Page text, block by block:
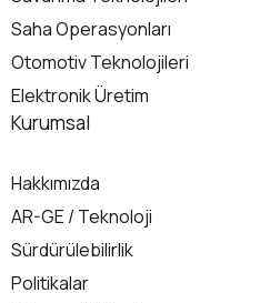
Saha Operasyonları
Otomotiv Teknolojileri
Elektronik Üretim
Kurumsal
Hakkımızda
AR-GE / Teknoloji
Sürdürülebilirlik
Politikalar